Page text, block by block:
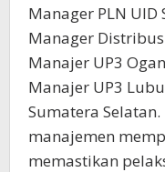
Manager PLN
Manager
Manajer UP3
Manajer UP3
Sumatera
manajemen
memastikan